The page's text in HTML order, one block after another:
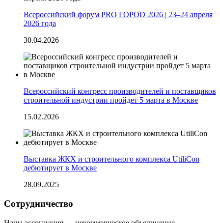
Всероссийский форум PRO ГОРОD 2026 | 23–24 апреля
2026 года
30.04.2026
Всероссийский конгресс производителей и поставщиков
строительной индустрии пройдет 5 марта в Москве
15.02.2026
Выставка ЖКХ и строительного комплекса UtiliCon
дебютирует в Москве
28.09.2025
Сотрудничество